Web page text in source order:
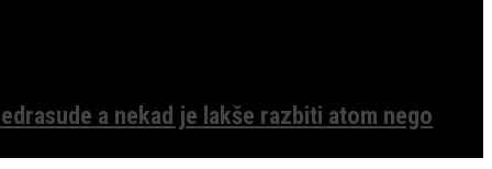
a nekad je lakše razbiti atom nego